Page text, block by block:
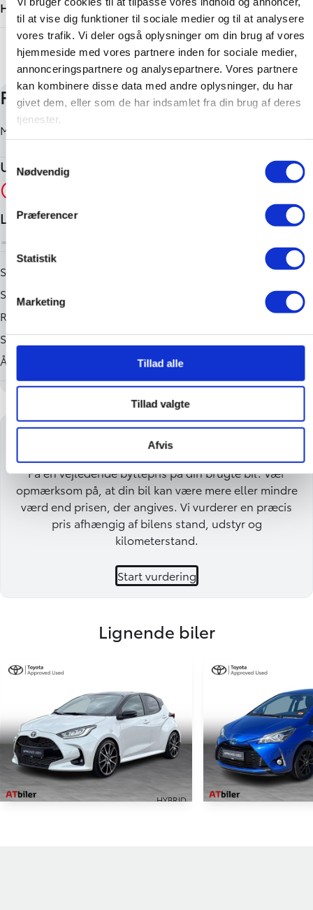
til at vise dig funktioner til sociale medier og til at analysere
vores trafik. Vi deler også oplysninger om din brug af vores
hjemmeside med vores partnere inden for sociale medier,
annonceringspartnere og analysepartnere. Vores partnere
kan kombinere disse data med andre oplysninger, du har
givet dem, eller som de har indsamlet fra din brug af deres
tjenester.
Nødvendig
Præferencer
Statistik
Marketing
Tillad alle
Tillad valgte
Afvis
Hatchback
450 kg
Tilkoblingsvægt uden bremser
450 kg
+ Vis flere
Få en byttepris på din bil
Få en vejledende byttepris på din brugte bil. Vær
opmærksom på, at din bil kan være mere eller mindre
værd end prisen, der angives. Vi vurderer en præcis
pris afhængig af bilens stand, udstyr og
kilometerstand.
Start vurdering
Lignende biler
HYBRID